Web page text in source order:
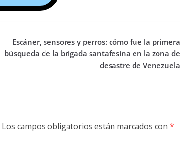
Escáner, sensores y perros: cómo fue la primera
búsqueda de la brigada santafesina en la zona de
desastre de Venezuela
Los campos obligatorios están marcados con *